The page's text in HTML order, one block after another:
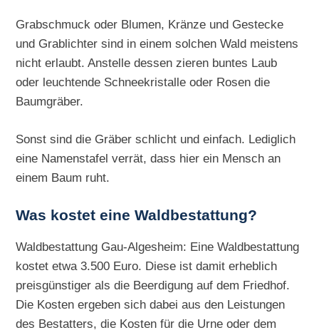
Grabschmuck oder Blumen, Kränze und Gestecke
und Grablichter sind in einem solchen Wald meistens
nicht erlaubt. Anstelle dessen zieren buntes Laub
oder leuchtende Schneekristalle oder Rosen die
Baumgräber.
Sonst sind die Gräber schlicht und einfach. Lediglich
eine Namenstafel verrät, dass hier ein Mensch an
einem Baum ruht.
Was kostet eine Waldbestattung?
Waldbestattung Gau-Algesheim: Eine Waldbestattung
kostet etwa 3.500 Euro. Diese ist damit erheblich
preisgünstiger als die Beerdigung auf dem Friedhof.
Die Kosten ergeben sich dabei aus den Leistungen
des Bestatters, die Kosten für die Urne oder dem